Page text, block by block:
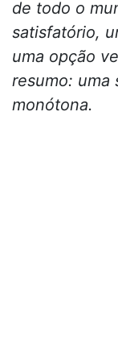
de todo o
satisfatório,
uma opção
resumo: uma
monótona.